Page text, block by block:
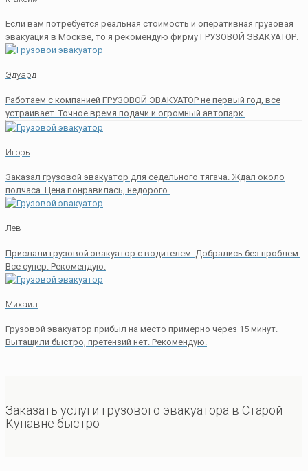
Если вам потребуется реальная стоимость и оперативная грузовая
эвакуация в Москве, то я рекомендую фирму ГРУЗОВОЙ ЭВАКУАТОР.
Эдуард
Работаем с компанией ГРУЗОВОЙ ЭВАКУАТОР не первый год, все
устраивает. Точное время подачи и огромный автопарк.
Игорь
Заказал грузовой эвакуатор для седельного тягача. Ждал около
полчаса. Цена понравилась, недорого.
Лев
Прислали грузовой эвакуатор с водителем. Добрались без проблем.
Все супер. Рекомендую.
Михаил
Грузовой эвакуатор прибыл на место примерно через 15 минут.
Вытащили быстро, претензий нет. Рекомендую.
Заказать услуги грузового эвакуатора в Старой
Купавне быстро